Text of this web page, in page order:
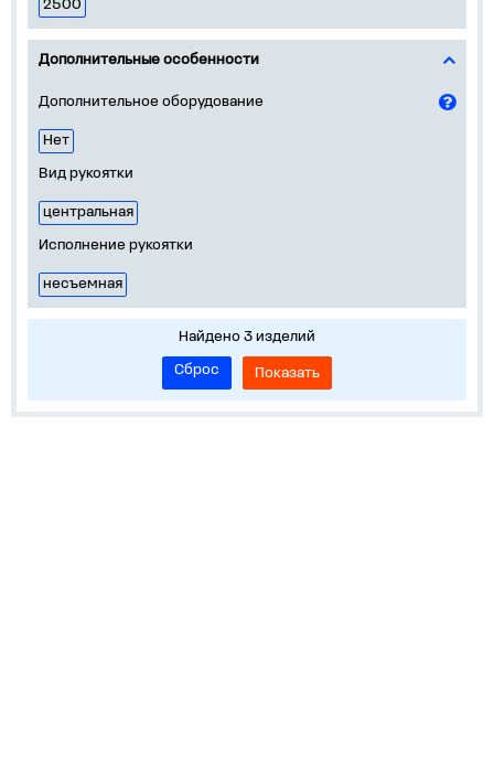
2500
Дополнительные особенности
Дополнительное оборудование
Нет
Вид рукоятки
центральная
Исполнение рукоятки
несъемная
Найдено 3 изделий
Сброс
Показать